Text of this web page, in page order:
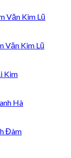
Văn Kim Lũ
Văn Kim Lũ
Kim
Hà
Đàm